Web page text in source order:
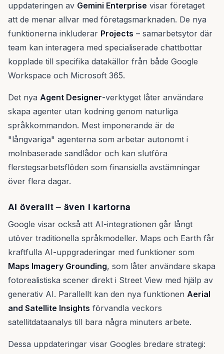
uppdateringen av Gemini Enterprise visar företaget
att de menar allvar med företagsmarknaden. De nya
funktionerna inkluderar Projects – samarbetsytor där
team kan interagera med specialiserade chattbottar
kopplade till specifika datakällor från både Google
Workspace och Microsoft 365.
Det nya Agent Designer-verktyget låter användare
skapa agenter utan kodning genom naturliga
språkkommandon. Mest imponerande är de
"långvariga" agenterna som arbetar autonomt i
molnbaserade sandlådor och kan slutföra
flerstegsarbetsflöden som finansiella avstämningar
över flera dagar.
AI överallt – även i kartorna
Google visar också att AI-integrationen går långt
utöver traditionella språkmodeller. Maps och Earth får
kraftfulla AI-uppgraderingar med funktioner som
Maps Imagery Grounding, som låter användare skapa
fotorealistiska scener direkt i Street View med hjälp av
generativ AI. Parallellt kan den nya funktionen Aerial
and Satellite Insights förvandla veckors
satellitdataanalys till bara några minuters arbete.
Dessa uppdateringar visar Googles bredare strategi: